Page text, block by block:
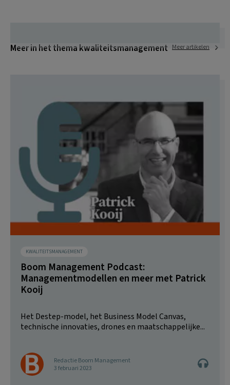
Meer in het thema kwaliteitsmanagement Meer artikelen
KWALITEITSMANAGEMENT
Boom Management Podcast:
Managementmodellen en meer met Patrick
Kooij
Het Destep-model, het Business Model Canvas,
technische innovaties, drones en maatschappelijke...
Redactie Boom Management
3 februari 2023